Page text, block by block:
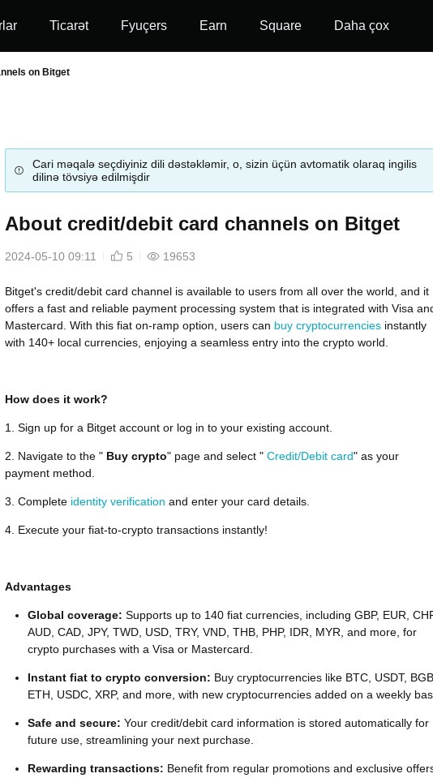
Ticarət Fyuçers Earn Square Daha çox
on Bitget
Cari məqalə seçdiyiniz dili dəstəkləmir, o, sizin üçün avtomatik olaraq ingilis
dilinə tövsiyə edilmişdir
About credit/debit card channels on Bitget
2024-05-10 09:11 5 19653
Bitget's credit/debit card channel is available to users from all over the world, and it
offers a fast and reliable payment processing system that is integrated with Visa
Mastercard. With this fiat on-ramp option, users can buy cryptocurrencies instantly
with 140+ local currencies, enjoying a seamless entry into the crypto world.
How does it work?
1. Sign up for a Bitget account or log in to your existing account.
2. Navigate to the " Buy crypto" page and select " Credit/Debit card" as your
payment method.
3. Complete identity verification and enter your card details.
4. Execute your fiat-to-crypto transactions instantly!
Advantages
Global coverage: Supports up to 140 fiat currencies, including GBP, EUR,
AUD, CAD, JPY, TWD, USD, TRY, VND, THB, PHP, IDR, MYR, and more, for
crypto purchases with a Visa or Mastercard.
Instant fiat to crypto conversion: Buy cryptocurrencies like BTC, USDT, BGB,
ETH, USDC, XRP, and more, with new cryptocurrencies added on a weekly
Safe and secure: Your credit/debit card information is stored automatically for
future use, streamlining your next purchase.
Rewarding transactions: Benefit from regular promotions and exclusive